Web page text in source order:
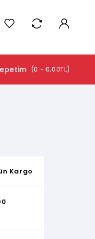
(0 - 0,00TL)
Kargo